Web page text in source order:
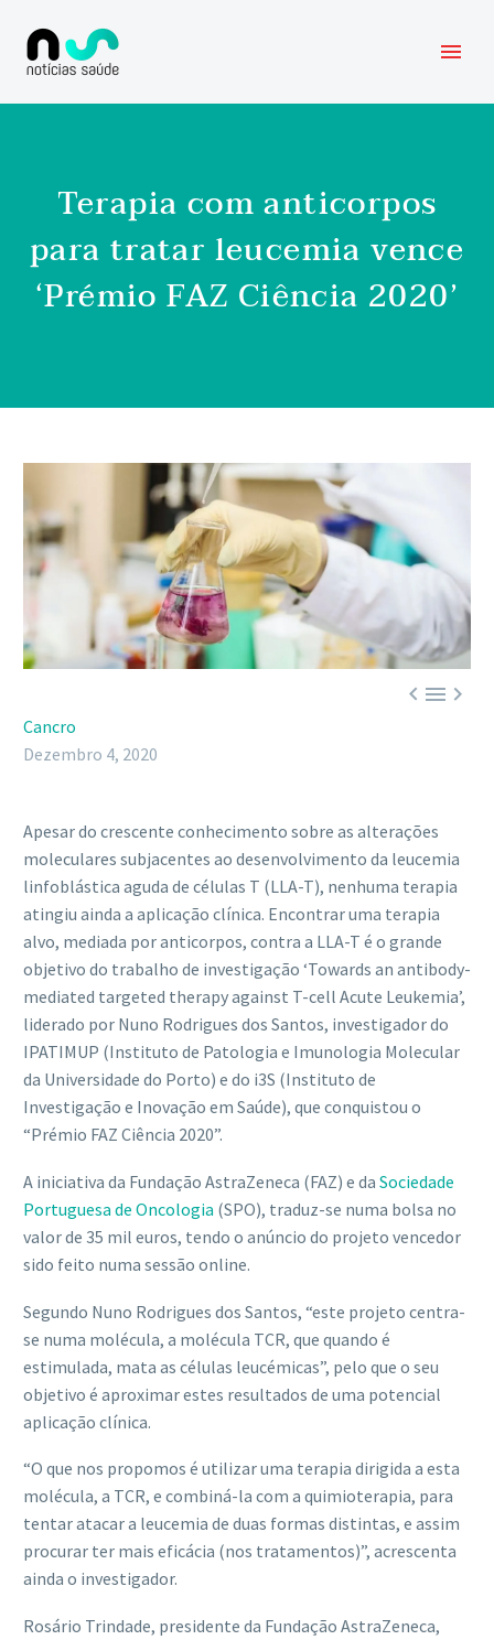
Terapia com anticorpos
para tratar leucemia vence
‘Prémio FAZ Ciência 2020’

Cancro
Dezembro 4, 2020
Apesar do crescente conhecimento sobre as alterações
moleculares subjacentes ao desenvolvimento da leucemia
linfoblástica aguda de células T (LLA-T), nenhuma terapia
atingiu ainda a aplicação clínica. Encontrar uma terapia
alvo, mediada por anticorpos, contra a LLA-T é o grande
objetivo do trabalho de investigação ‘Towards an antibody-
mediated targeted therapy against T-cell Acute Leukemia’,
liderado por Nuno Rodrigues dos Santos, investigador do
IPATIMUP (Instituto de Patologia e Imunologia Molecular
da Universidade do Porto) e do i3S (Instituto de
Investigação e Inovação em Saúde), que conquistou o
“Prémio FAZ Ciência 2020”.
A iniciativa da Fundação AstraZeneca (FAZ) e da Sociedade
Portuguesa de Oncologia (SPO), traduz-se numa bolsa no
valor de 35 mil euros, tendo o anúncio do projeto vencedor
sido feito numa sessão online.
Segundo Nuno Rodrigues dos Santos, “este projeto centra-
se numa molécula, a molécula TCR, que quando é
estimulada, mata as células leucémicas”, pelo que o seu
objetivo é aproximar estes resultados de uma potencial
aplicação clínica.
“O que nos propomos é utilizar uma terapia dirigida a esta
molécula, a TCR, e combiná-la com a quimioterapia, para
tentar atacar a leucemia de duas formas distintas, e assim
procurar ter mais eficácia (nos tratamentos)”, acrescenta
ainda o investigador.
Rosário Trindade, presidente da Fundação AstraZeneca,